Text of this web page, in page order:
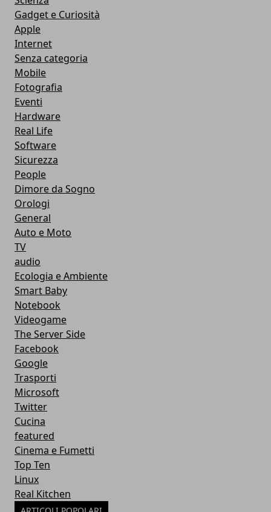
Gadget e Curiosità
Apple
Internet
Senza categoria
Mobile
Fotografia
Eventi
Hardware
Real Life
Software
Sicurezza
People
Dimore da Sogno
Orologi
General
Auto e Moto
TV
audio
Ecologia e Ambiente
Smart Baby
Notebook
Videogame
The Server Side
Facebook
Google
Trasporti
Microsoft
Twitter
Cucina
featured
Cinema e Fumetti
Top Ten
Linux
Real Kitchen